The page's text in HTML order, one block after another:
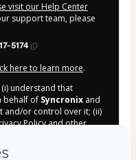
visit our Help Center
support team, please
5174
here to learn more.
understand that
behalf of Syncronix and
and/or control over it; (ii)
Policyandother